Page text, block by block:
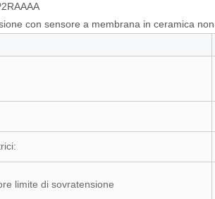
con sensore a membrana in ceramica
limite di sovratensione